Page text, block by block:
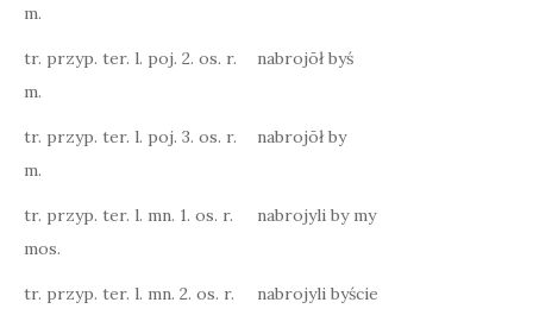
m.
tr. przyp. ter. l. poj. 2. os. r.
m.
nabrojōł byś
tr. przyp. ter. l. poj. 3. os. r.
m.
nabrojōł by
tr. przyp. ter. l. mn. 1. os. r.
mos.
nabrojyli by my
tr. przyp. ter. l. mn. 2. os. r.
nabrojyli byście